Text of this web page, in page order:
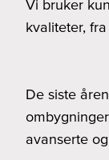
Vi bruker
kvaliteter,
De siste
avanserte